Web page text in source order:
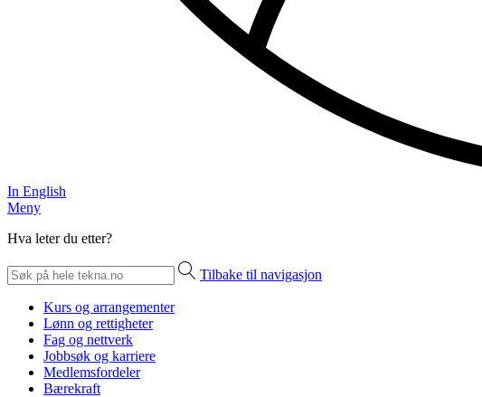
In English
Meny
Hva leter du etter?
Tilbake til navigasjon
Kurs og arrangementer
Lønn og rettigheter
Fag og nettverk
Jobbsøk og karriere
Medlemsfordeler
Bærekraft